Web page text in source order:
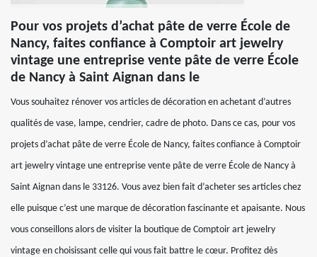
Pour vos projets d’achat pâte de verre École de
Nancy, faites confiance à Comptoir art jewelry
vintage une entreprise vente pâte de verre École
de Nancy à Saint Aignan dans le
Vous souhaitez rénover vos articles de décoration en achetant d’autres
qualités de vase, lampe, cendrier, cadre de photo. Dans ce cas, pour vos
projets d’achat pâte de verre École de Nancy, faites confiance à Comptoir
art jewelry vintage une entreprise vente pâte de verre École de Nancy à
Saint Aignan dans le 33126. Vous avez bien fait d’acheter ses articles chez
elle puisque c’est une marque de décoration fascinante et apaisante. Nous
vous conseillons alors de visiter la boutique de Comptoir art jewelry
vintage en choisissant celle qui vous fait battre le cœur. Profitez dès